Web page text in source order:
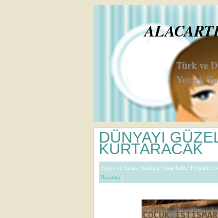
Türk ve
Yemek
DÜNYAYI
KURTARACAK
Pişiren ve Yazan: Neslihan | Yazı Tarihi: Perşembe,
Hayattan |